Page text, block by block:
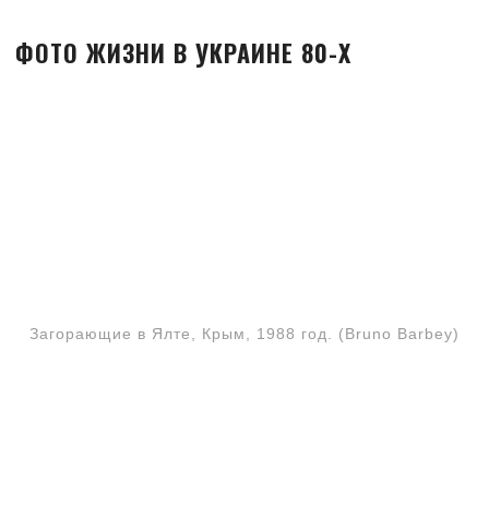
ФОТО ЖИЗНИ В УКРАИНЕ 80-Х
Загорающие в Ялте, Крым, 1988 год. (Bruno Barbey)